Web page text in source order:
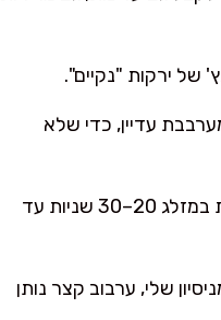
של ירקות "נקיים".
עדיין, כדי שלא
בקערית קטנה אני מכינה רוטב: שמן זית, לימון, חרדל, דבש/סילאן, שום, מלח ופלפל. אני טורפת במזלג 20–30 שניות עד
נקיות או במלקחי סלט 10–15 שניות בלבד. מניסיון שלי, ערבוב קצר נותן